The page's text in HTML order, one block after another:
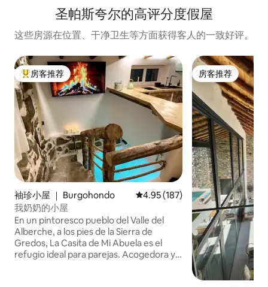
圣帕斯夸尔的高评分度假屋
这些房源在位置、干净卫生等方面获得客人的一致好评。
热门「房客推荐」
房客推荐
袖珍小屋 ｜ Burgohondo 平均评分 4.95 分（满分 5 分），
4.95 (187)
我奶奶的小屋
En un pintoresco pueblo del Valle del
Alberche, a los pies de la Sierra de
Gredos, La Casita de Mi Abuela es el
refugio ideal para parejas. Acogedora y
房客推荐
房客推荐